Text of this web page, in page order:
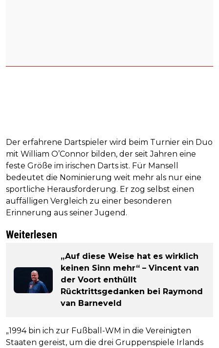
Der erfahrene Dartspieler wird beim Turnier ein Duo
mit William O’Connor bilden, der seit Jahren eine
feste Größe im irischen Darts ist. Für Mansell
bedeutet die Nominierung weit mehr als nur eine
sportliche Herausforderung. Er zog selbst einen
auffälligen Vergleich zu einer besonderen
Erinnerung aus seiner Jugend.
Weiterlesen
„Auf diese Weise hat es wirklich
keinen Sinn mehr“ – Vincent van
der Voort enthüllt
Rücktrittsgedanken bei Raymond
van Barneveld
„1994 bin ich zur Fußball-WM in die Vereinigten
Staaten gereist, um die drei Gruppenspiele Irlands